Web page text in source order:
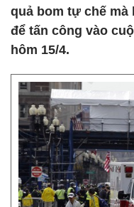
quả bom tự chế mà
để tấn công vào
hôm 15/4.